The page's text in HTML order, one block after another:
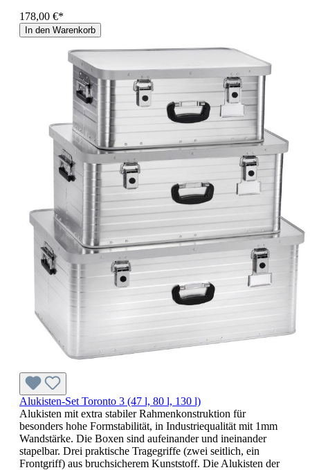
178,00 €*
In den Warenkorb
Alukisten-Set Toronto 3 (47 l, 80 l, 130 l)
Alukisten mit extra stabiler Rahmenkonstruktion für
besonders hohe Formstabilität, in Industriequalität mit 1mm
Wandstärke. Die Boxen sind aufeinander und ineinander
stapelbar. Drei praktische Tragegriffe (zwei seitlich, ein
Frontgriff) aus bruchsicherem Kunststoff. Die Alukisten der